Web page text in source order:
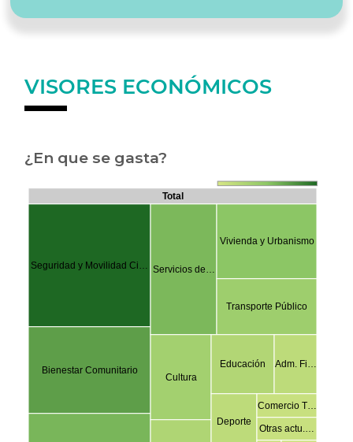
VISORES ECONÓMICOS
¿En que se gasta?
Seguridad y Movilidad Ci…
Bienestar Comunitario
Servicios de…
Vivienda y Urbanismo
Transporte Público
Cultura
Educación Adm. Fi…
Deporte
Comercio T…
Otras actu.…
Total